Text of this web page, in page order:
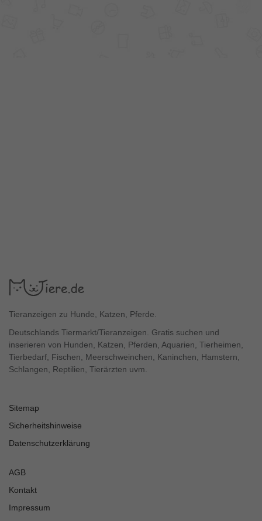
Tieranzeigen zu Hunde, Katzen, Pferde.
Deutschlands Tiermarkt/Tieranzeigen. Gratis suchen und
inserieren von Hunden, Katzen, Pferden, Aquarien, Tierheimen,
Tierbedarf, Fischen, Meerschweinchen, Kaninchen, Hamstern,
Schlangen, Reptilien, Tierärzten uvm.
Sitemap
Sicherheitshinweise
Datenschutzerklärung
AGB
Kontakt
Impressum